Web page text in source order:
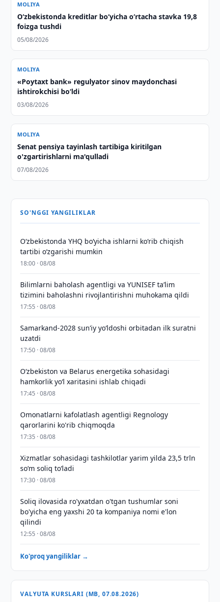
MOLIYA
O‘zbekistonda kreditlar bo‘yicha o‘rtacha stavka 19,8
foizga tushdi
05/08/2026
MOLIYA
«Poytaxt bank» regulyator sinov maydonchasi
ishtirokchisi bo‘ldi
03/08/2026
MOLIYA
Senat pensiya tayinlash tartibiga kiritilgan
o'zgartirishlarni ma'qulladi
07/08/2026
SO'NGGI YANGILIKLAR
O‘zbekistonda YHQ bo‘yicha ishlarni ko‘rib chiqish
tartibi o‘zgarishi mumkin
18:00 · 08/08
Bilimlarni baholash agentligi va YUNISEF taʼlim
tizimini baholashni rivojlantirishni muhokama qildi
17:55 · 08/08
Samarkand-2028 sunʼiy yo‘ldoshi orbitadan ilk suratni
uzatdi
17:50 · 08/08
Oʻzbekiston va Belarus energetika sohasidagi
hamkorlik yoʻl xaritasini ishlab chiqadi
17:45 · 08/08
Omonatlarni kafolatlash agentligi Regnology
qarorlarini ko'rib chiqmoqda
17:35 · 08/08
Xizmatlar sohasidagi tashkilotlar yarim yilda 23,5 trln
so‘m soliq to‘ladi
17:30 · 08/08
Soliq ilovasida ro'yxatdan o'tgan tushumlar soni
bo'yicha eng yaxshi 20 ta kompaniya nomi e'lon
qilindi
12:55 · 08/08
Ko'proq yangiliklar →
VALYUTA KURSLARI (MB, 07.08.2026)